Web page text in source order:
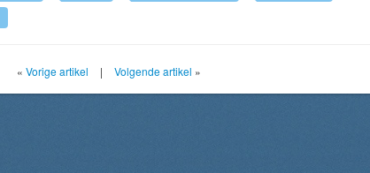
« Vorige artikel | Volgende artikel »